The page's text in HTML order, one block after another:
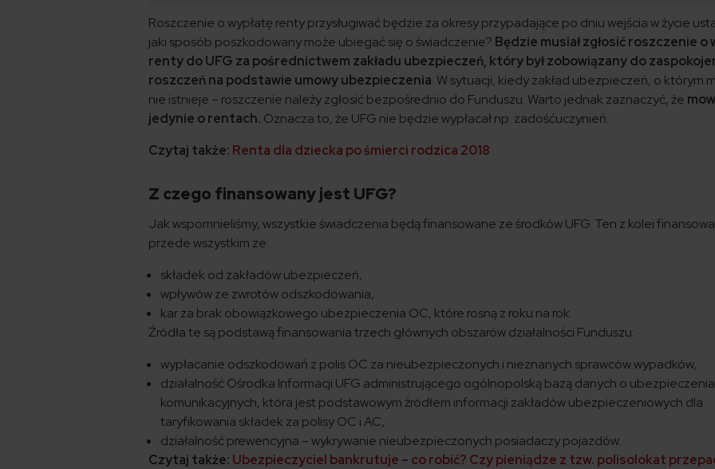
Roszczenie o wypłatę renty przysługiwać będzie za okresy przypadające po dniu wejścia w życie
jaki sposób poszkodowany może ubiegać się o świadczenie? Będzie musiał zgłosić roszczenie o
renty do UFG za pośrednictwem zakładu ubezpieczeń, który był zobowiązany do
roszczeń na podstawie umowy ubezpieczenia. W sytuacji, kiedy zakład ubezpieczeń, o którym
nie istnieje – roszczenie należy zgłosić bezpośrednio do Funduszu. Warto jednak zaznaczyć, że
jedynie o rentach. Oznacza to, że UFG nie będzie wypłacał np. zadośćuczynień.
Czytaj także: Renta dla dziecka po śmierci rodzica 2018
Z czego finansowany jest UFG?
Jak wspomnieliśmy, wszystkie świadczenia będą finansowane ze środków UFG. Ten z kolei
przede wszystkim ze:
składek od zakładów ubezpieczeń,
wpływów ze zwrotów odszkodowania,
kar za brak obowiązkowego ubezpieczenia OC, które rosną z roku na rok.
Źródła te są podstawą finansowania trzech głównych obszarów działalności Funduszu:
wypłacanie odszkodowań z polis OC za nieubezpieczonych i nieznanych sprawców wypadków,
działalność Ośrodka Informacji UFG administrującego ogólnopolską bazą danych o
komunikacyjnych, która jest podstawowym źródłem informacji zakładów ubezpieczeniowych dla
taryfikowania składek za polisy OC i AC,
działalność prewencyjna – wykrywanie nieubezpieczonych posiadaczy pojazdów.
Czytaj także: Ubezpieczyciel bankrutuje – co robić? Czy pieniądze z tzw. polisolokat